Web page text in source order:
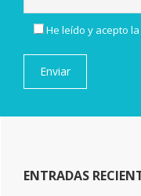
He leído y acepto
ENTRADAS